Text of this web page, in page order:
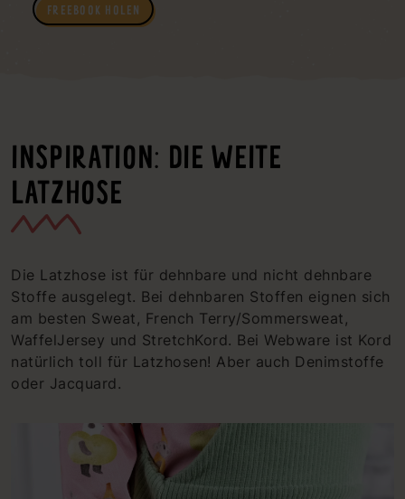
FREEBOOK HOLEN
INSPIRATION: DIE WEITE
LATZHOSE
Die Latzhose ist für dehnbare und nicht dehnbare
Stoffe ausgelegt. Bei dehnbaren Stoffen eignen sich
am besten Sweat, French Terry/Sommersweat,
WaffelJersey und StretchKord. Bei Webware ist Kord
natürlich toll für Latzhosen! Aber auch Denimstoffe
oder Jacquard.